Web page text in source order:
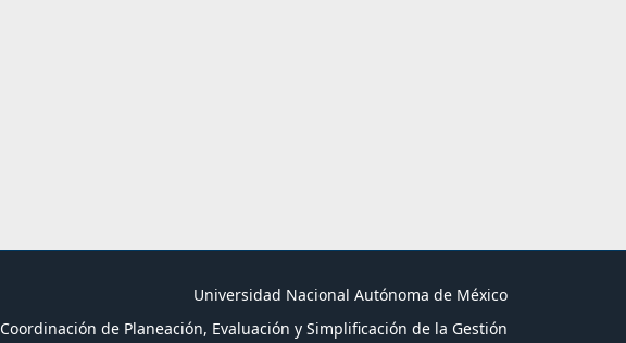
Universidad Nacional Autónoma de México
Coordinación de Planeación, Evaluación y Simplificación de la Gestión